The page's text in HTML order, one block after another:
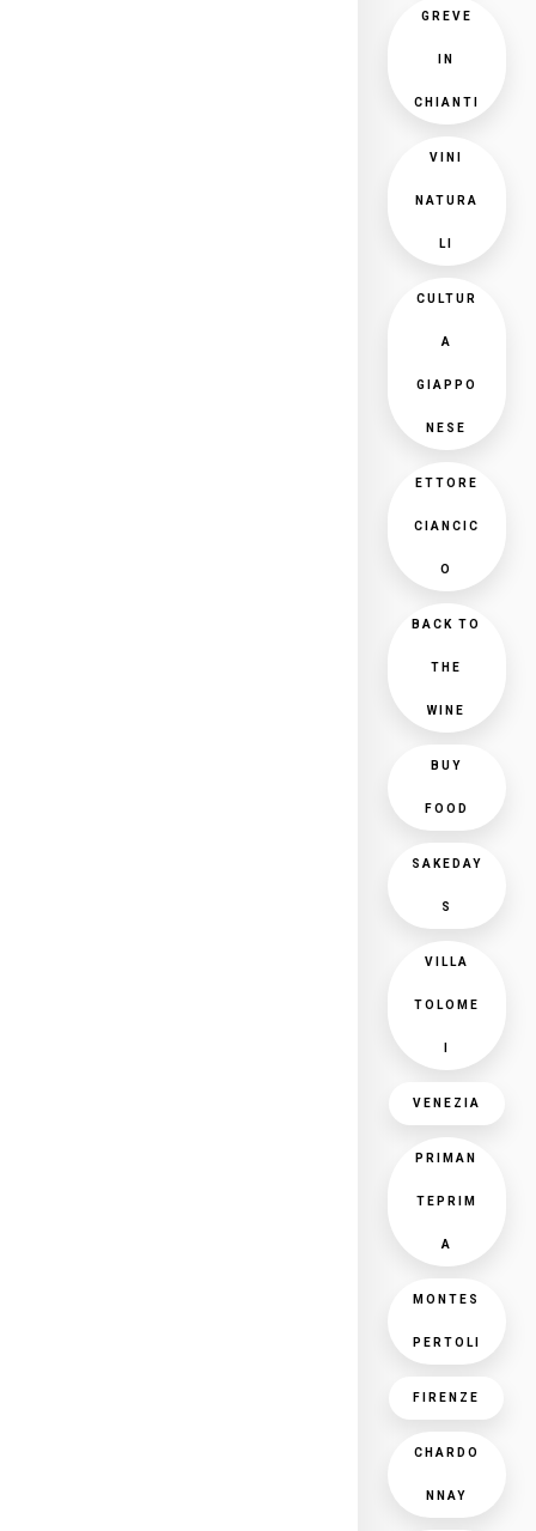
GREVE
IN
CHIANTI
VINI
NATURA
LI
CULTUR
A
GIAPPO
NESE
ETTORE
CIANCIC
O
BACK TO
THE
WINE
BUY
FOOD
SAKEDAY
S
VILLA
TOLOME
VENEZIA
PRIMAN
TEPRIM
A
MONTES
PERTOLI
FIRENZE
CHARDO
NNAY